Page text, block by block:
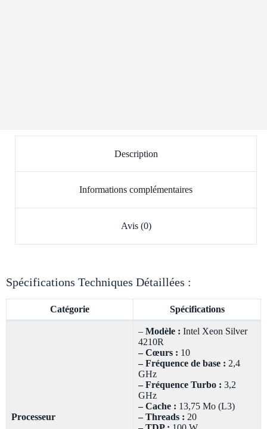
Description
Informations complémentaires
Avis (0)
Spécifications Techniques Détaillées :
Catégorie Spécifications
Processeur
– Modèle : Intel Xeon Silver
4210R
– Cœurs : 10
– Fréquence de base : 2,4
GHz
– Fréquence Turbo : 3,2
GHz
– Cache : 13,75 Mo (L3)
– Threads : 20